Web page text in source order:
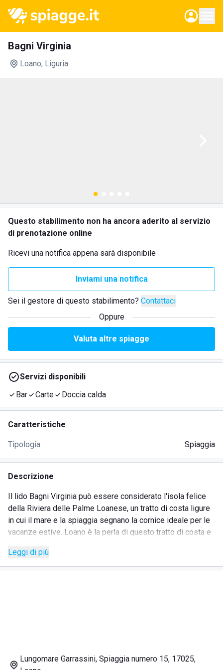
Bagni Virginia
Loano, Liguria
Questo stabilimento non ha ancora aderito al servizio
di prenotazione online
Ricevi una notifica appena sarà disponibile
Inviami una notifica
Sei il gestore di questo stabilimento? Contattaci
Oppure
Valuta altre spiagge
Servizi disponibili
Bar
Carte Doccia calda
Caratteristiche
Tipologia Spiaggia
Descrizione
Il lido Bagni Virginia può essere considerato l'isola felice
della Riviera delle Palme Loanese, un tratto di costa ligure
in cui il mare e la spiaggia segnano la cornice ideale per le
vacanze estive. Loano è la perla di questo tratto di costa e
Durante il soggiorno presso Bagni Virginia è consigliato
intervallare i tuffi in mare con una visita in città. Il Duomo, il
accogliere ogni richiesta. I servizi offerti spaziano dal bar
Leggi di più
Lungomare Garrassini, Spiaggia numero 15, 17025,